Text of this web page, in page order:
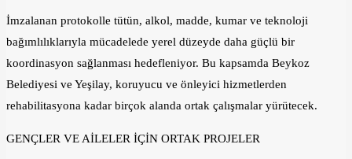
İmzalanan protokolle tütün, alkol, madde, kumar ve teknoloji
bağımlılıklarıyla mücadelede yerel düzeyde daha güçlü bir
koordinasyon sağlanması hedefleniyor. Bu kapsamda Beykoz
Belediyesi ve Yeşilay, koruyucu ve önleyici hizmetlerden
rehabilitasyona kadar birçok alanda ortak çalışmalar yürütecek.
GENÇLER VE AİLELER İÇİN ORTAK PROJELER